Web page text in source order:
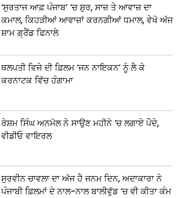
‘ਸੁਰਤਾਜ ਆਫ਼ ਪੰਜਾਬ’ ‘ਚ ਸ਼ੁਰ, ਸਾਜ਼ ਤੇ ਆਵਾਜ਼ ਦਾ
ਕਮਾਲ, ਕਿਹੜੀਆਂ ਆਵਾਜ਼ਾਂ ਕਰਨਗੀਆਂ ਧਮਾਲ, ਵੇਖੋ ਅੱਜ
ਸ਼ਾਮ ਗ੍ਰੈਂਡ ਫਿਨਾਲੇ
ਥਲਪਤੀ ਵਿਜੇ ਦੀ ਫ਼ਿਲਮ ‘ਜਨ ਨਾਇਕਨ’ ਨੂੰ ਲੈ ਕੇ
ਕਰਨਾਟਕ ਵਿੱਚ ਹੰਗਾਮਾ
ਰੇਸ਼ਮ ਸਿੰਘ ਅਨਮੋਲ ਨੇ ਸਾਉਣ ਮਹੀਨੇ ‘ਚ ਲਗਾਏ ਪੌਦੇ,
ਵੀਡੀਓ ਵਾਇਰਲ
ਸੁਰਵੀਨ ਚਾਵਲਾ ਦਾ ਅੱਜ ਹੈ ਜਨਮ ਦਿਨ, ਅਦਾਕਾਰਾ ਨੇ
ਪੰਜਾਬੀ ਫ਼ਿਲਮਾਂ ਦੇ ਨਾਲ-ਨਾਲ ਬਾਲੀਵੁੱਡ ‘ਚ ਵੀ ਕੀਤਾ ਕੰਮ